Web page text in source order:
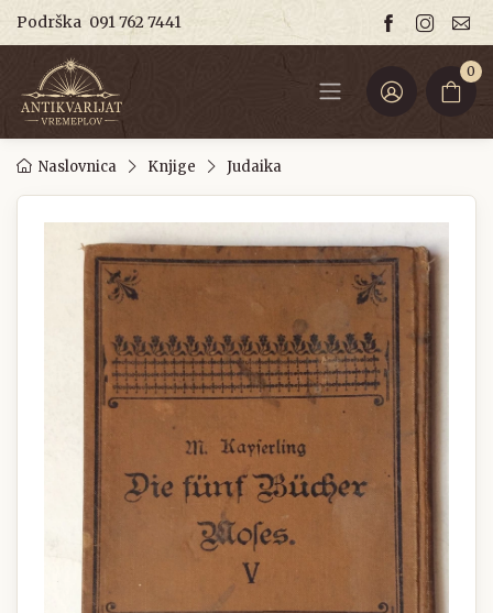
Podrška 091 762 7441
0
Naslovnica Knjige Judaika